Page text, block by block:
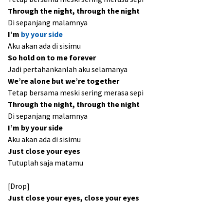
Through the night, through the night
Di sepanjang malamnya
I’m by your side
Aku akan ada di sisimu
So hold on to me forever
Jadi pertahankanlah aku selamanya
We’re alone but we’re together
Tetap bersama meski sering merasa sepi
Through the night, through the night
Di sepanjang malamnya
I’m by your side
Aku akan ada di sisimu
Just close your eyes
Tutuplah saja matamu
[Drop]
Just close your eyes, close your eyes